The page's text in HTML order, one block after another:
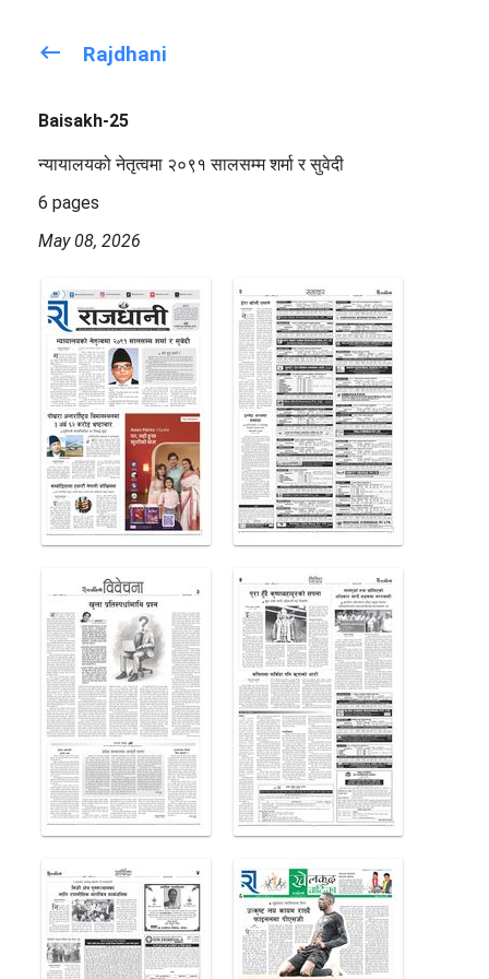
keyboard_backspace Rajdhani
Baisakh-25
न्यायालयको नेतृत्वमा २०९१ सालसम्म शर्मा र सुवेदी
6 pages
May 08, 2026